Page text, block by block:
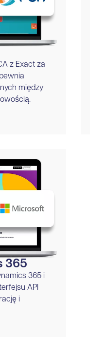
z Exact za
między
365
365 i
API
i